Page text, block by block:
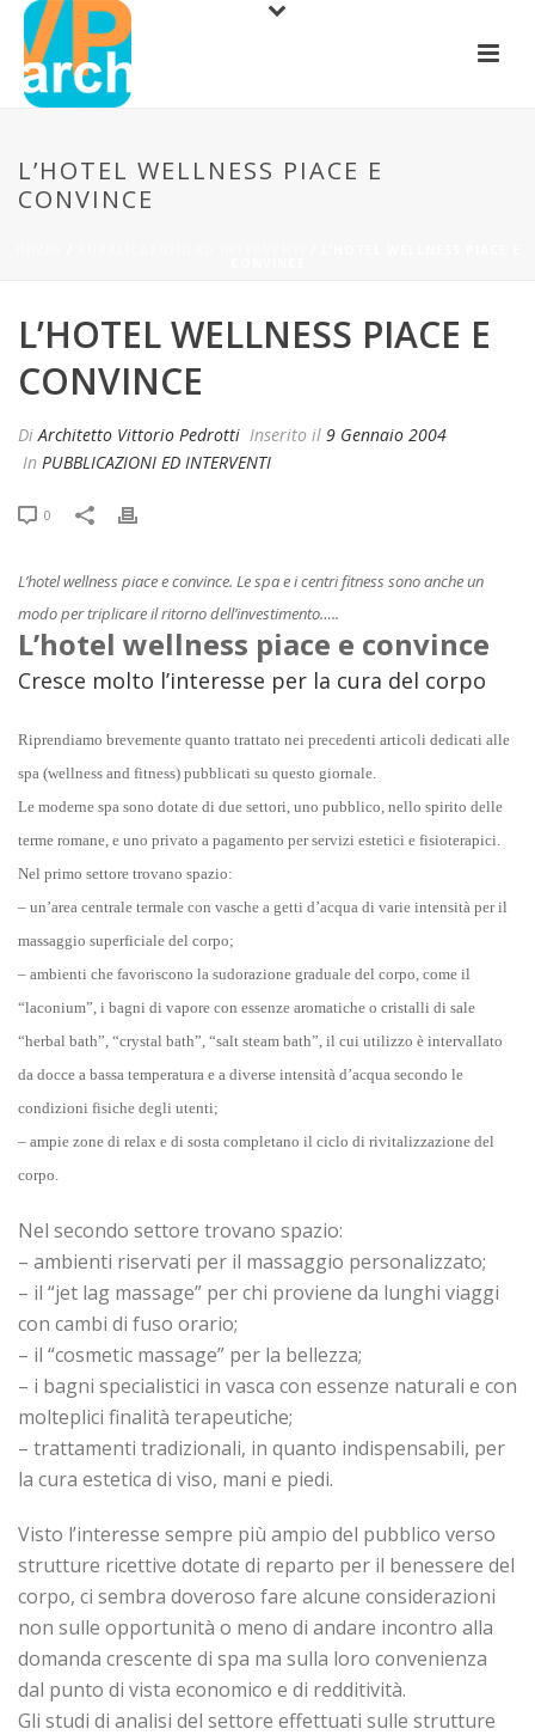
L’HOTEL WELLNESS PIACE E
CONVINCE
L’HOTEL WELLNESS PIACE E
CONVINCE
DiArchitetto Vittorio Pedrotti Inserito il 9 Gennaio 2004
In PUBBLICAZIONI ED INTERVENTI
0
L’hotel wellness piace e convince. Le spa e i centri fitness sono anche un
modo per triplicare il ritorno dell’investimento…..
L’hotel wellness piace e convince
Cresce molto l’interesse per la cura del corpo
Riprendiamo brevemente quanto trattato nei precedenti articoli dedicati alle
spa (wellness and fitness) pubblicati su questo giornale.
Le moderne spa sono dotate di due settori, uno pubblico, nello spirito delle
terme romane, e uno privato a pagamento per servizi estetici e fisioterapici.
Nel primo settore trovano spazio:
– un’area centrale termale con vasche a getti d’acqua di varie intensità per il
massaggio superficiale del corpo;
– ambienti che favoriscono la sudorazione graduale del corpo, come il
“laconium”, i bagni di vapore con essenze aromatiche o cristalli di sale
“herbal bath”, “crystal bath”, “salt steam bath”, il cui utilizzo è intervallato
da docce a bassa temperatura e a diverse intensità d’acqua secondo le
condizioni fisiche degli utenti;
– ampie zone di relax e di sosta completano il ciclo di rivitalizzazione del
corpo.
Nel secondo settore trovano spazio:
– ambienti riservati per il massaggio personalizzato;
– il “jet lag massage” per chi proviene da lunghi viaggi
con cambi di fuso orario;
– il “cosmetic massage” per la bellezza;
– i bagni specialistici in vasca con essenze naturali e con
molteplici finalità terapeutiche;
– trattamenti tradizionali, in quanto indispensabili, per
la cura estetica di viso, mani e piedi.
Visto l’interesse sempre più ampio del pubblico verso
strutture ricettive dotate di reparto per il benessere del
corpo, ci sembra doveroso fare alcune considerazioni
non sulle opportunità o meno di andare incontro alla
domanda crescente di spa ma sulla loro convenienza
dal punto di vista economico e di redditività.
Gli studi di analisi del settore effettuati sulle strutture